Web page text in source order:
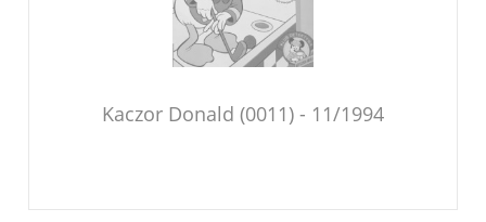
Kaczor Donald (0011) - 11/1994